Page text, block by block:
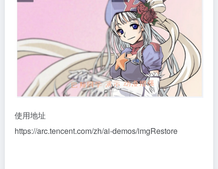
使用地址
https://arc.tencent.com/zh/ai-demos/imgRestore